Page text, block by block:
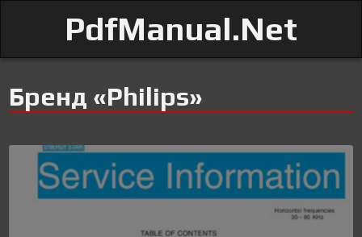
PdfManual.Net
Бренд «Philips»